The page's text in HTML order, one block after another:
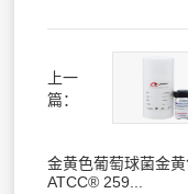
上一
篇：
金黄色葡萄球菌金
ATCC® 259...